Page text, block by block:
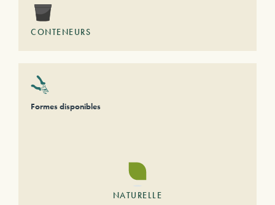
CONTENEURS
Formes disponibles
NATURELLE